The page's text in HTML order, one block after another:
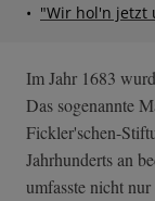
• "Wir hol'n jetzt
Im Jahr 1683
Das sogenannte
Fickler'schen-
Jahrhunderts an
umfasste nicht